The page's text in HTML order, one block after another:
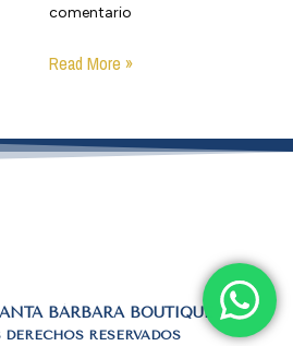
comentario
Read More »
BÁRBARA BOUTIQUE
RESERVADOS